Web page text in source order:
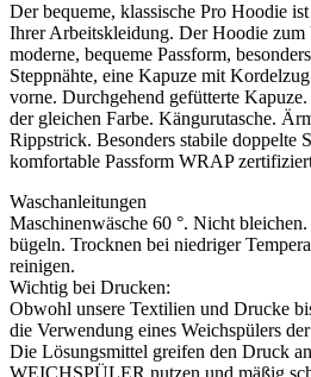
Der bequeme, klassische Pro Hoodie
Ihrer Arbeitskleidung. Der Hoodie zum
moderne, bequeme Passform,
Steppnähte, eine Kapuze mit
vorne. Durchgehend gefütterte
der gleichen Farbe. Kängurutasche.
Rippstrick. Besonders stabile doppelte
komfortable Passform WRAP
Waschanleitungen
Maschinenwäsche 60 °. Nicht
bügeln. Trocknen bei niedriger
reinigen.
Wichtig bei Drucken:
Obwohl unsere Textilien und Drucke
die Verwendung eines Weichspülers
Die Lösungsmittel greifen den Druck
WEICHSPÜLER nutzen und mäßig